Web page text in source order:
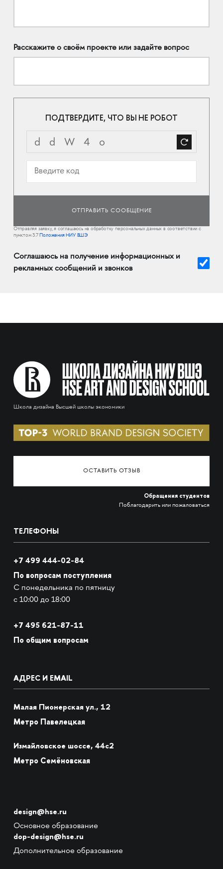
Расскажите о своём проекте или задайте вопрос
ПОДТВЕРДИТЕ, ЧТО ВЫ НЕ РОБОТ
Отправляя заявку, я соглашаюсь на обработку персональных данных в соответствии с
пунктом 3.7Положения НИУ ВШЭ
Соглашаюсь на получение информационных и
рекламных сообщений и звонков
Школа дизайна Высшей школы экономики
ОСТАВИТЬ ОТЗЫВ
Обращения студентов
Поблагодарить или пожаловаться
ТЕЛЕФОНЫ
+7 499 444-02-84
По вопросам поступления
С понедельника по пятницу
с 10:00 до 18:00
+7 495 621-87-11
По общим вопросам
АДРЕС И EMAIL
Малая Пионерская ул., 12
Метро Павелецкая
Измайловское шоссе, 44с2
Метро Семёновская
design@hse.ru
Основное образование
dop-design@hse.ru
Дополнительное образование